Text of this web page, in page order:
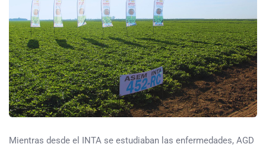
Mientras desde el INTA se estudiaban las enfermedades, AGD